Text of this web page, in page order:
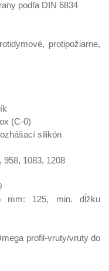
podľa DIN 6834
protipožiarne,
(C-0)
silikón
958, 1083, 1208
mm: 125, min. dĺžku
profil-vruty/vruty do